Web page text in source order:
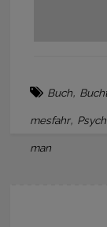
Buch,
mesfahr,
man